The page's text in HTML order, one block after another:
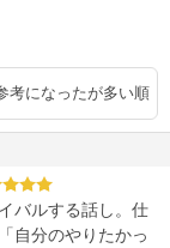
考になったが多い順
バルする話し。仕
自分のやりたかっ